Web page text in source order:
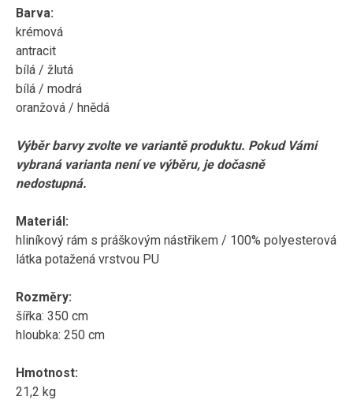
Barva:
krémová
antracit
bílá / žlutá
bílá / modrá
oranžová / hnědá
Výběr barvy zvolte ve variantě produktu. Pokud Vámi
vybraná varianta není ve výběru, je dočasně
nedostupná.
Materiál:
hliníkový rám s práškovým nástřikem / 100% polyesterová
látka potažená vrstvou PU
Rozměry:
šířka: 350 cm
hloubka: 250 cm
Hmotnost:
21,2 kg